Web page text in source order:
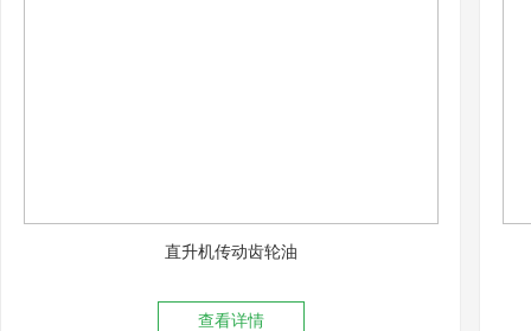
直升机传动齿轮油
查看详情